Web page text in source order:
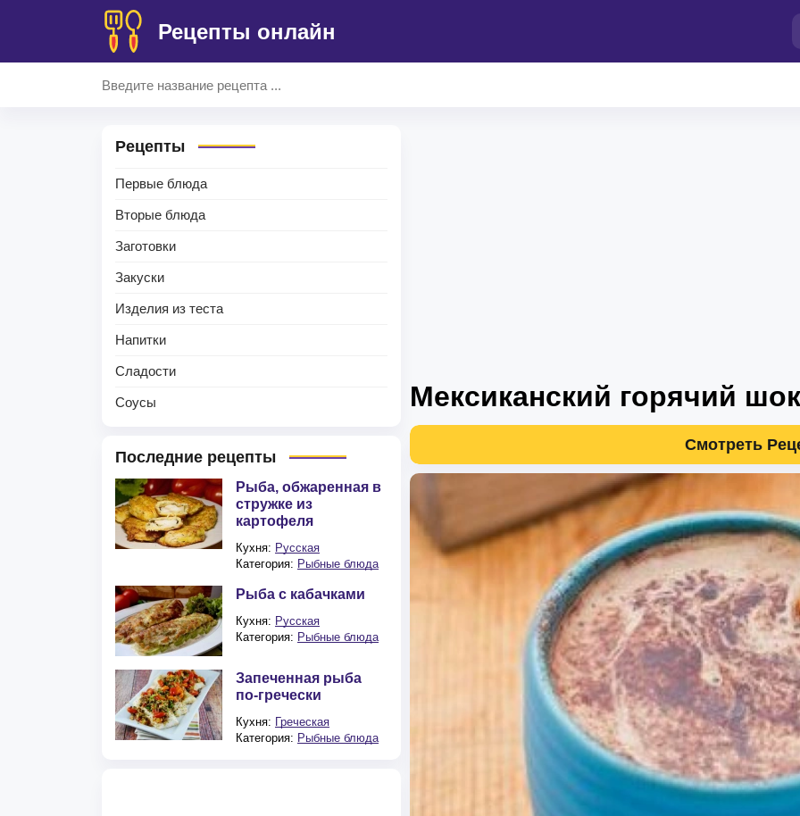
Рецепты онлайн
Мексиканский горячий
Смотреть
Рецепты
Первые блюда
Вторые блюда
Заготовки
Закуски
Изделия из теста
Напитки
Сладости
Соусы
Последние рецепты
Рыба, обжаренная в
стружке из
картофеля
Кухня: Русская
Категория: Рыбные блюда
Рыба с кабачками
Кухня: Русская
Категория: Рыбные блюда
Запеченная рыба
по-гречески
Кухня: Греческая
Категория: Рыбные блюда